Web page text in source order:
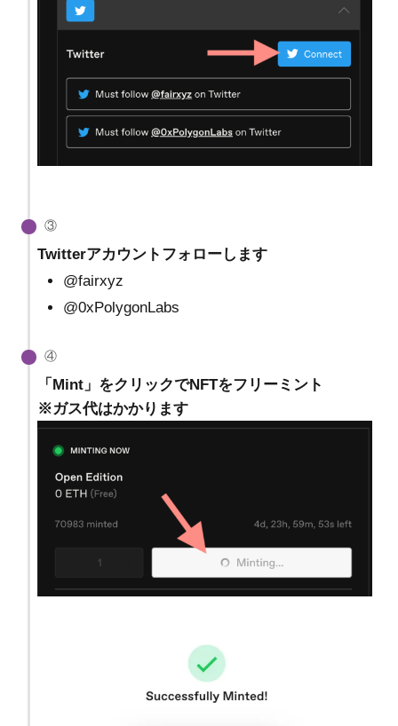
③
Twitterアカウントフォローします
@fairxyz
@0xPolygonLabs
④
「Mint」をクリックでNFTをフリーミント
※ガス代はかかります